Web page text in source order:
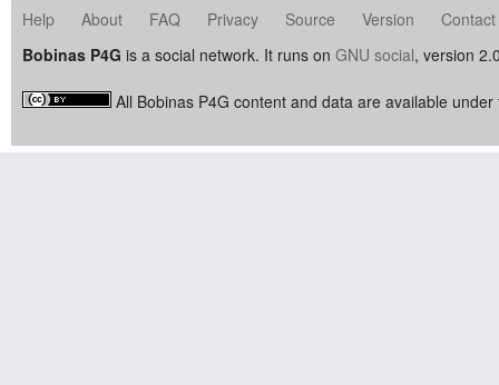
Help About FAQ Privacy Source Version
Contact
Bobinas P4G is a social network. It runs on GNU social, version
All Bobinas P4G content and data are available